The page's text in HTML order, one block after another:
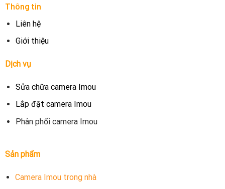
Thông tin
Liên hệ
Giới thiệu
Dịch vụ
Sửa chữa camera Imou
Lắp đặt camera Imou
Phân phối camera Imou
Sản phẩm
Camera Imou trong nhà